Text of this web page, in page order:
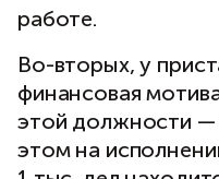
работе.
Во-вторых, у
финансовая
этой должности —
этом на